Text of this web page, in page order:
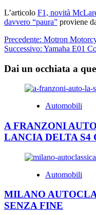
L’articolo F1, novità
davvero “paura” proviene
Navigazione
articolo
Precedente: Motron
Successivo: Yamaha E01
Dai un occhiata a
Automobili
A FRANZONI
LANCIA DELTA S4
Automobili
MILANO
SENZA FINE